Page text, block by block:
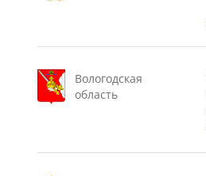
Вологодская
область